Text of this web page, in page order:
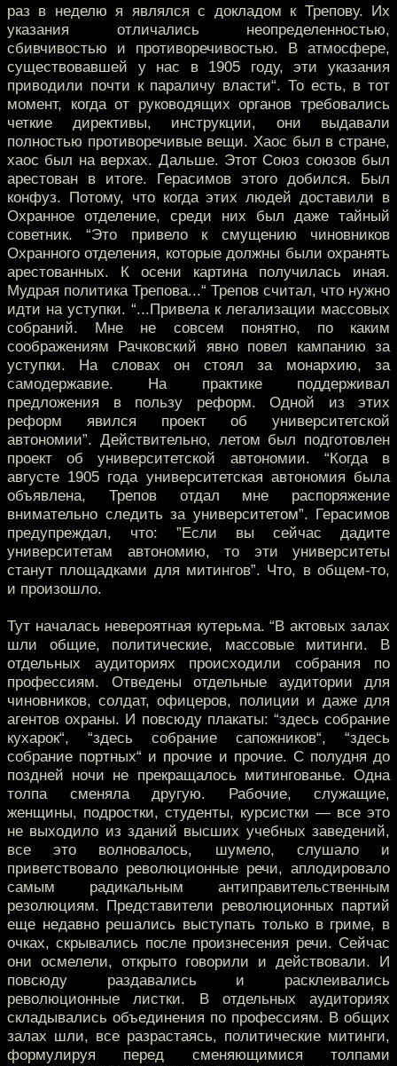
раз в неделю я являлся с докладом к Трепову. Их
указания отличались неопределенностью,
сбивчивостью и противоречивостью. В атмосфере,
существовавшей у нас в 1905 году, эти указания
приводили почти к параличу власти“. То есть, в тот
момент, когда от руководящих органов требовались
четкие директивы, инструкции, они выдавали
полностью противоречивые вещи. Хаос был в стране,
хаос был на верхах. Дальше. Этот Союз союзов был
арестован в итоге. Герасимов этого добился. Был
конфуз. Потому, что когда этих людей доставили в
Охранное отделение, среди них был даже тайный
советник. “Это привело к смущению чиновников
Охранного отделения, которые должны были охранять
арестованных. К осени картина получилась иная.
Мудрая политика Трепова...“ Трепов считал, что нужно
идти на уступки. “...Привела к легализации массовых
собраний. Мне не совсем понятно, по каким
соображениям Рачковский явно повел кампанию за
уступки. На словах он стоял за монархию, за
самодержавие. На практике поддерживал
предложения в пользу реформ. Одной из этих
реформ явился проект об университетской
автономии”. Действительно, летом был подготовлен
проект об университетской автономии. “Когда в
августе 1905 года университетская автономия была
объявлена, Трепов отдал мне распоряжение
внимательно следить за университетом”. Герасимов
предупреждал, что: ”Если вы сейчас дадите
университетам автономию, то эти университеты
станут площадками для митингов”. Что, в общем-то,
и произошло.
Тут началась невероятная кутерьма. “В актовых залах
шли общие, политические, массовые митинги. В
отдельных аудиториях происходили собрания по
профессиям. Отведены отдельные аудитории для
чиновников, солдат, офицеров, полиции и даже для
агентов охраны. И повсюду плакаты: “здесь собрание
кухарок“, “здесь собрание сапожников“, “здесь
собрание портных“ и прочие и прочие. С полудня до
поздней ночи не прекращалось митингованье. Одна
толпа сменяла другую. Рабочие, служащие,
женщины, подростки, студенты, курсистки — все это
не выходило из зданий высших учебных заведений,
все это волновалось, шумело, слушало и
приветствовало революционные речи, аплодировало
самым радикальным антиправительственным
резолюциям. Представители революционных партий
еще недавно решались выступать только в гриме, в
очках, скрывались после произнесения речи. Сейчас
они осмелели, открыто говорили и действовали. И
повсюду раздавались и расклеивались
революционные листки. В отдельных аудиториях
складывались объединения по профессиям. В общих
залах шли, все разрастаясь, политические митинги,
формулируя перед сменяющимися толпами